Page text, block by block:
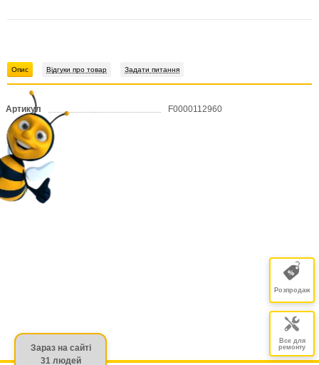
Опис Відгуки про товар Задати питання
Артикул F0000112960
Розпродаж
Все для
ремонту
Зараз на сайті
31 людей